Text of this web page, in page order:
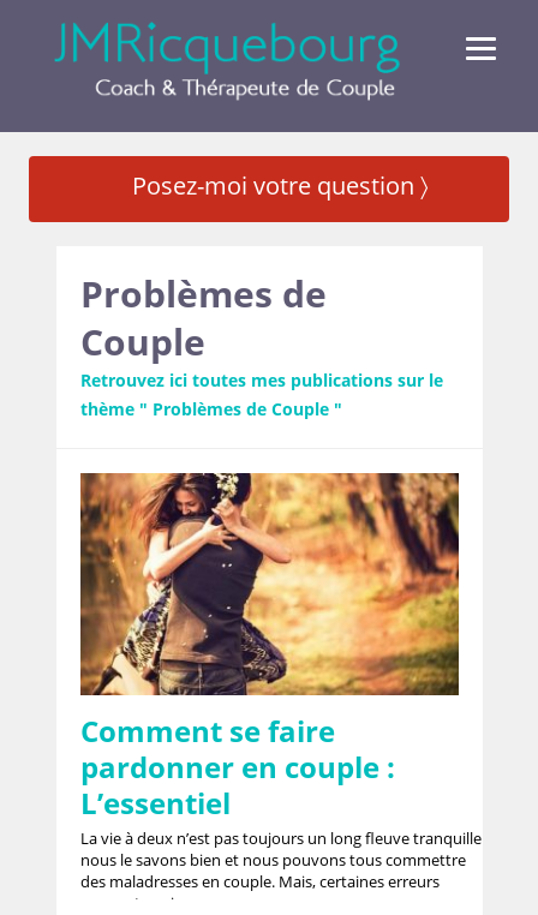
Posez-moi votre question 〉
Problèmes de
Couple
Retrouvez ici toutes mes publications sur le
thème " Problèmes de Couple "
Comment se faire
pardonner en couple :
L’essentiel
La vie à deux n’est pas toujours un long fleuve tranquille
nous le savons bien et nous pouvons tous commettre
des maladresses en couple. Mais, certaines erreurs
peuvent avoir un ...